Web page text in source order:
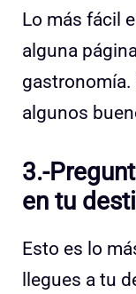
Lo más fácil
alguna
gastronomía.
algunos
3.-
en tu
Esto es lo
llegues a tu